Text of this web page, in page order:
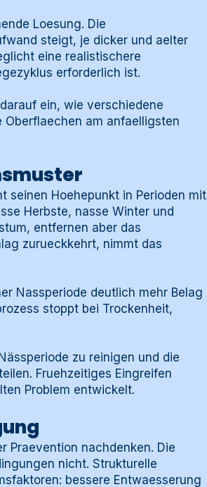
Loesung. Die
steigt, je dicker und aelter
eine realistischere
erforderlich ist.
ein, wie verschiedene
am anfaelligsten
seinen Hoehepunkt in Perioden mit
Herbste, nasse Winter und
entfernen aber das
zurueckkehrt, nimmt das
Nassperiode deutlich mehr Belag
stoppt bei Trockenheit,
zu reinigen und die
Fruehzeitiges Eingreifen
Problem entwickelt.
Praevention nachdenken. Die
nicht. Strukturelle
bessere Entwaesserung